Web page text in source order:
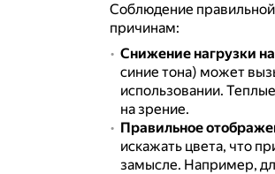
Соблюдение
причинам:
Снижение нагрузки на
синие тона) может
использовании.
на зрение.
Правильное
искажать цвета, что
замысле. Например,